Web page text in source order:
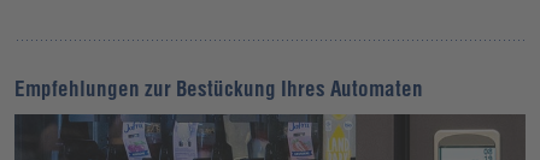
Empfehlungen zur Bestückung Ihres Automaten